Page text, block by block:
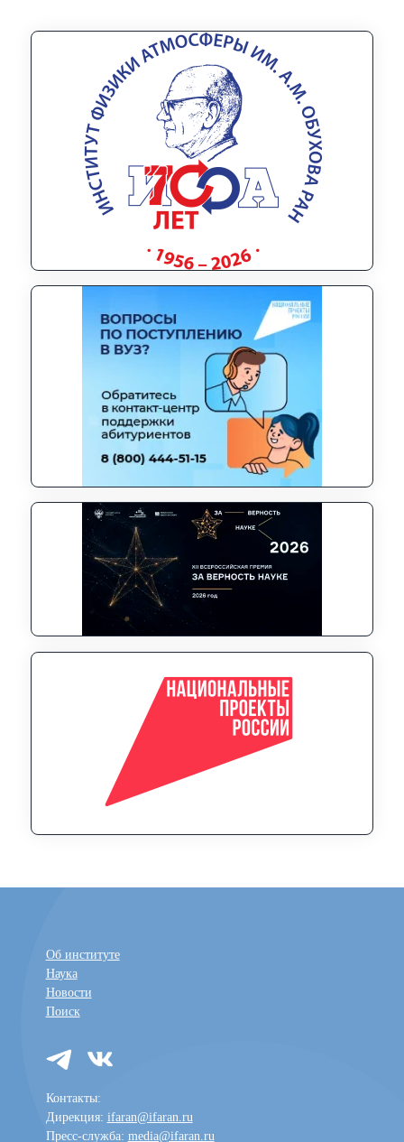
Об институте
Наука
Новости
Поиск
Контакты:
Дирекция: ifaran@ifaran.ru
Пресс-служба: media@ifaran.ru